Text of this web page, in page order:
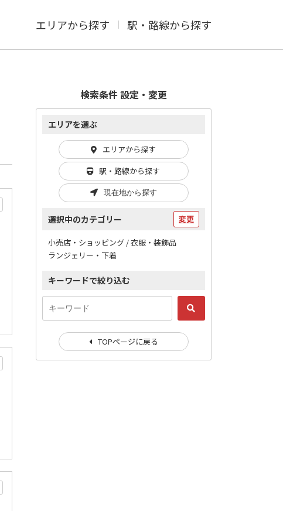
エリアから探す 駅・路線から探す
検索条件 設定・変更
エリアを選ぶ
エリアから探す
駅・路線から探す
現在地から探す
選択中のカテゴリー 変更
小売店・ショッピング / 衣服・装飾品
ランジェリー・下着
キーワードで絞り込む
TOPページに戻る